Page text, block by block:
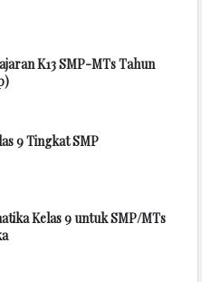
K13 SMP-MTs Tahun
9 Tingkat SMP
Kelas 9 untuk SMP/MTs